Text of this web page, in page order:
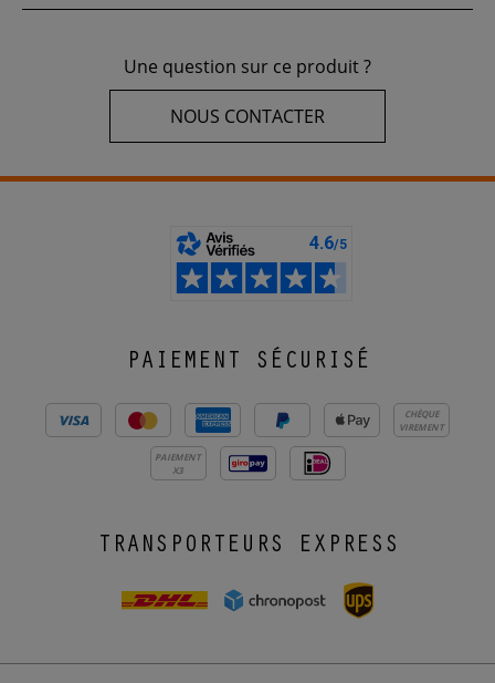
Une question sur ce produit ?
NOUS CONTACTER
PAIEMENT SÉCURISÉ
CHÈQUE
VIREMENT
PAIEMENT
X3
TRANSPORTEURS EXPRESS